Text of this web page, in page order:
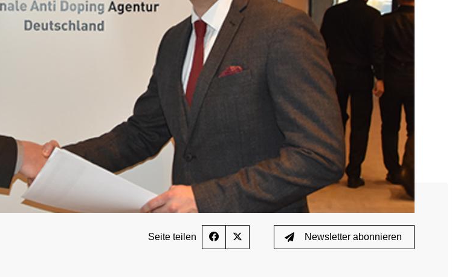
der Verbotsliste 2026
Medizinische Ausnahmegenehmigung (TUE)
Nicht-Testpool-Athletinnen und -Athleten
Athletinnen und -Athleten
Trainingskontrollen
Meldepflichten
Wettkampfkontrollen
Wissenschaftliche Publikationen
Wissenscenter
Mediathek
Newsletter
Stellenangebote
Seite teilen Newsletter abonnieren